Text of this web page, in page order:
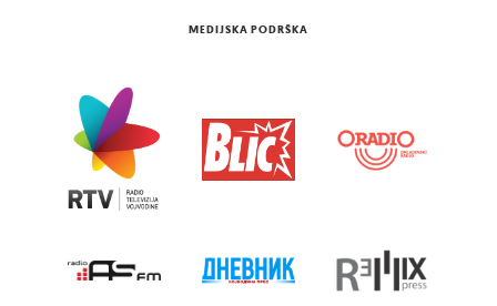
MEDIJSKA PODRŠKA